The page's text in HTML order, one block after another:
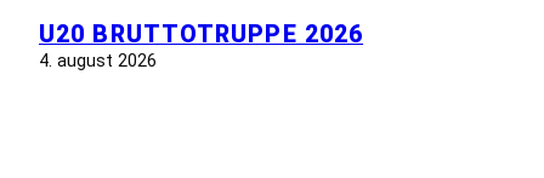
U20 BRUTTOTRUPPE 2026
4. august 2026